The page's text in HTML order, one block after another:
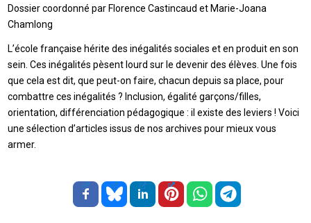
Dossier coordonné par Florence Castincaud et Marie-Joana
Chamlong
L’école française hérite des inégalités sociales et en produit en son
sein. Ces inégalités pèsent lourd sur le devenir des élèves. Une fois
que cela est dit, que peut-on faire, chacun depuis sa place, pour
combattre ces inégalités ? Inclusion, égalité garçons/filles,
orientation, différenciation pédagogique : il existe des leviers ! Voici
une sélection d’articles issus de nos archives pour mieux vous
armer.